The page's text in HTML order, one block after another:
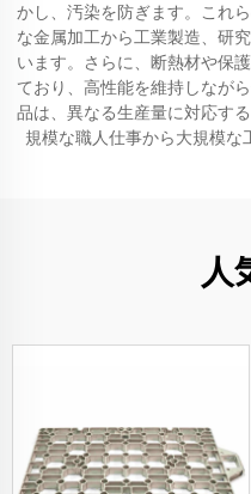
かし、汚染を防ぎます。これ
な金属加工から工業製造、研
います。さらに、断熱材や保
ており、高性能を維持しなが
品は、異なる生産量に対応す
規模な職人仕事から大規模な
人